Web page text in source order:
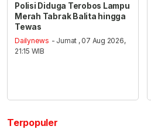
Polisi Diduga Terobos Lampu
Merah Tabrak Balita hingga
Tewas
Dailynews - Jumat , 07 Aug 2026,
21:15 WIB
Terpopuler